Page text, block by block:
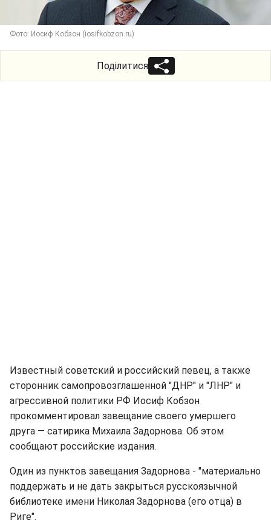
Фото: Иосиф Кобзон (iosifkobzon.ru)
Поділитися
Известный советский и российский певец, а также
сторонник самопровозглашенной "ДНР" и "ЛНР" и
агрессивной политики РФ Иосиф Кобзон
прокомментировал завещание своего умершего
друга — сатирика Михаила Задорнова. Об этом
сообщают российские издания.
Один из пунктов завещания Задорнова - "материально
поддержать и не дать закрыться русскоязычной
библиотеке имени Николая Задорнова (его отца) в
Риге".